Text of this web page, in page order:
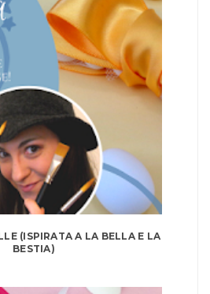
(ISPIRATA A LA BELLA E LA
BESTIA)